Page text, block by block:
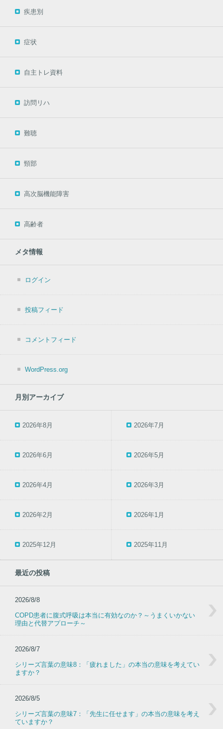
疾患別
症状
自主トレ資料
訪問リハ
難聴
頸部
高次脳機能障害
高齢者
メタ情報
ログイン
投稿フィード
コメントフィード
WordPress.org
月別アーカイブ
2026年8月 2026年7月
2026年6月 2026年5月
2026年4月 2026年3月
2026年2月 2026年1月
2025年12月 2025年11月
最近の投稿
2026/8/8
COPD患者に腹式呼吸は本当に有効なのか？～うまくいかない
理由と代替アプローチ～
2026/8/7
シリーズ言葉の意味8：「疲れました」の本当の意味を考えてい
ますか？
2026/8/5
シリーズ言葉の意味7：「先生に任せます」の本当の意味を考え
ていますか？